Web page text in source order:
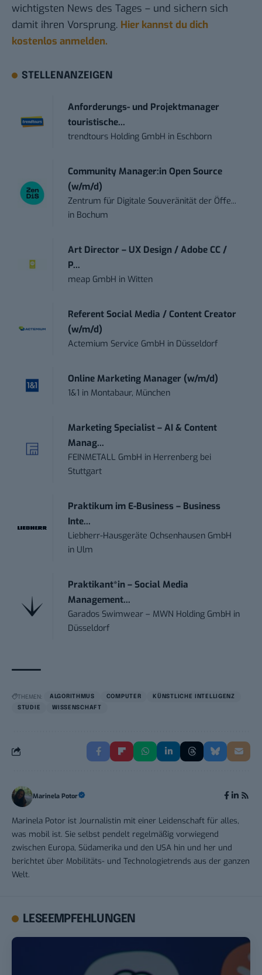
wichtigsten News des Tages – und sichern sich
damit ihren Vorsprung. Hier kannst du dich
kostenlos anmelden.
STELLENANZEIGEN
Anforderungs- und Projektmanager
touristische...
trendtours Holding GmbH in Eschborn
Community Manager:in Open Source
(w/m/d)
Zentrum für Digitale Souveränität der Öffe...
in Bochum
Art Director – UX Design / Adobe CC /
P...
meap GmbH inWitten
Referent Social Media / Content Creator
(w/m/d)
Actemium Service GmbH in Düsseldorf
Online Marketing Manager (w/m/d)
1&1 in Montabaur, München
Marketing Specialist – AI & Content
Manag...
FEINMETALL GmbH in Herrenberg bei
Stuttgart
Praktikum im E-Business – Business
Inte...
Liebherr-Hausgeräte Ochsenhausen GmbH
in Ulm
Praktikant*in – Social Media
Management...
Garados Swimwear – MWN Holding GmbH in
Düsseldorf
THEMEN: ALGORITHMUS COMPUTER
KÜNSTLICHE INTELLIGENZ
STUDIE
WISSENSCHAFT
Marinela Potor
Marinela Potor ist Journalistin mit einer Leidenschaft für alles,
was mobil ist. Sie selbst pendelt regelmäßig vorwiegend
zwischen Europa, Südamerika und den USA hin und her und
berichtet über Mobilitäts- und Technologietrends aus der ganzen
Welt.
LESEEMPFEHLUNGEN